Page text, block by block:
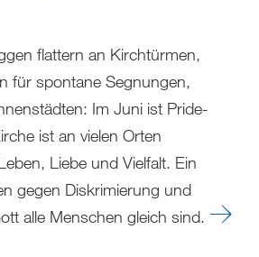
flattern an Kirchtürmen,
für spontane Segnungen,
Im Juni ist Pride-
ist an vielen Orten
Liebe und Vielfalt. Ein
gegen Diskrimierung und
alle Menschen gleich sind.